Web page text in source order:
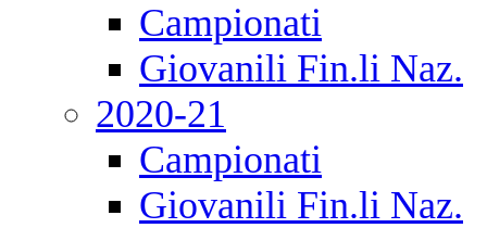
Campionati
Giovanili Fin.li Naz.
2020-21
Campionati
Giovanili Fin.li Naz.